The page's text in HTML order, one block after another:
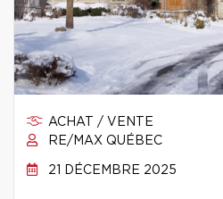
ACHAT / VENTE
RE/MAX QUÉBEC
21 DÉCEMBRE 2025